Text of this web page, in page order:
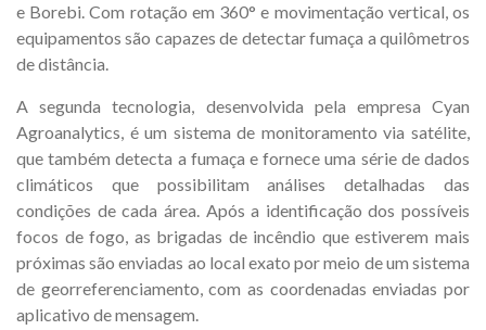
e Borebi. Com rotação em 360° e movimentação vertical, os
equipamentos são capazes de detectar fumaça a quilômetros
de distância.
A segunda tecnologia, desenvolvida pela empresa Cyan
Agroanalytics, é um sistema de monitoramento via satélite,
que também detecta a fumaça e fornece uma série de dados
climáticos que possibilitam análises detalhadas das
condições de cada área. Após a identificação dos possíveis
focos de fogo, as brigadas de incêndio que estiverem mais
próximas são enviadas ao local exato por meio de um sistema
de georreferenciamento, com as coordenadas enviadas por
aplicativo de mensagem.